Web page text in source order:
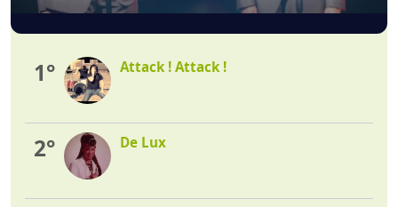
1° Attack ! Attack !
2° De Lux